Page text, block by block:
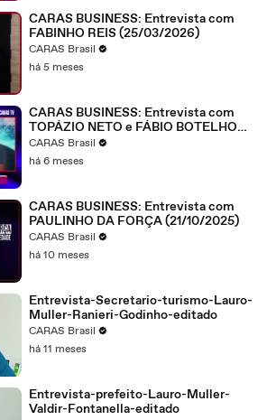
CARAS BUSINESS: Entrevista com
FABINHO REIS (25/03/2026)
CARAS Brasil
há 5 meses
CARAS BUSINESS: Entrevista com
TOPÁZIO NETO e FÁBIO BOTELHO
(27/01/2026)
CARAS Brasil
há 6 meses
CARAS BUSINESS: Entrevista com
PAULINHO DA FORÇA (21/10/2025)
CARAS Brasil
há 10 meses
Entrevista-Secretario-turismo-Lauro-
Muller-Ranieri-Godinho-editado
CARAS Brasil
há 11 meses
Entrevista-prefeito-Lauro-Muller-
Valdir-Fontanella-editado